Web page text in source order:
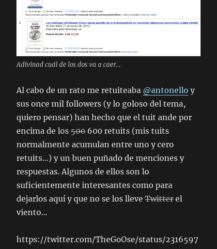
Adivinad cuál de los dos va a caer…
Al cabo de un rato me retuiteaba @antonello y
sus once mil followers (y lo goloso del tema,
quiero pensar) han hecho que el tuit ande por
encima de los500600 retuits (mis tuits
normalmente acumulan entre uno y cero
retuits…) y un buen puñado de menciones y
respuestas. Algunos de ellos son lo
suficientemente interesantes como para
dejarlos aquí y que no se los lleveTwitterel
viento…
https://twitter.com/TheGoOse/status/2316597